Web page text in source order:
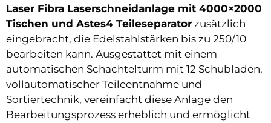
Laser Fibra Laserschneidanlage mit 4000×2000
Tischen und Astes4 Teileseparator zusätzlich
eingebracht, die Edelstahlstärken bis zu 250/10
bearbeiten kann. Ausgestattet mit einem
automatischen Schachtelturm mit 12 Schubladen,
vollautomatischer Teileentnahme und
Sortiertechnik, vereinfacht diese Anlage den
Bearbeitungsprozess erheblich und ermöglicht